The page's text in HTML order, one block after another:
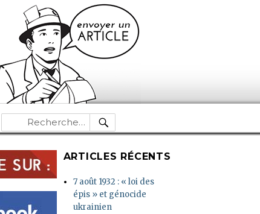
Recherche
pour :
RECHERCHE
ARTICLES RÉCENTS
7 août 1932 : « loi des
épis » et génocide
ukrainien